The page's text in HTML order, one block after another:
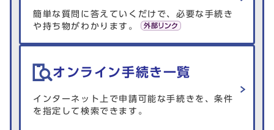
簡単な質問に答えていくだけで、必要な手続き
や持ち物がわかります。
オンライン手続き一覧
インターネット上で申請可能な手続きを、条件
を指定して検索できます。